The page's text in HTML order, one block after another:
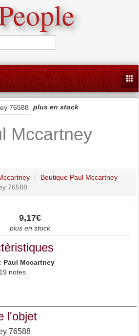
plus en stock
Mccartney
Boutique Paul Mccartney
76588
9,17€
plus en stock
Paul Mccartney
19 notes.
l'objet
76588